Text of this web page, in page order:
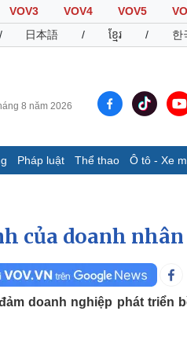
VOV3 VOV4 VOV5
/ 日本語 / ខ្មែរ / 한
8 năm 2026
Pháp luật Thể thao Ô tô - Xe
đó đây
Ảnh
E-Magazine
Infographic
của doanh
doanh nghiệp phát triển